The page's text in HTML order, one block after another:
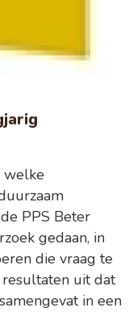
welke
PPS Beter
gedaan, in
die vraag te
uit dat
in een